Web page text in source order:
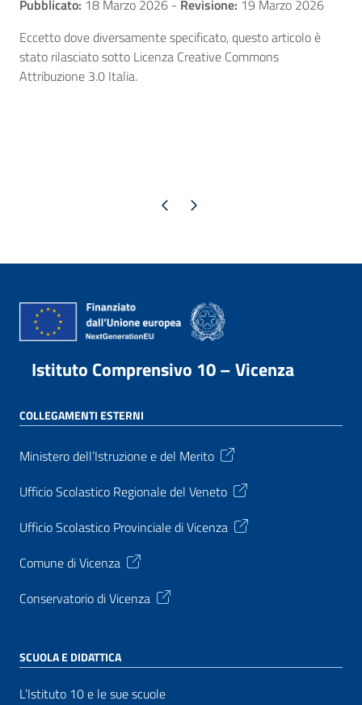
Pubblicato: 18 Marzo 2026 - Revisione: 19 Marzo 2026
Eccetto dove diversamente specificato, questo articolo è
stato rilasciato sotto Licenza Creative Commons
Attribuzione 3.0 Italia.
Pagina precedente
Pagina successiva
Istituto Comprensivo 10 – Vicenza
COLLEGAMENTI ESTERNI
Ministero dell’Istruzione e del Merito
Ufficio Scolastico Regionale del Veneto
Ufficio Scolastico Provinciale di Vicenza
Comune di Vicenza
Conservatorio di Vicenza
SCUOLA E DIDATTICA
L’Istituto 10 e le sue scuole